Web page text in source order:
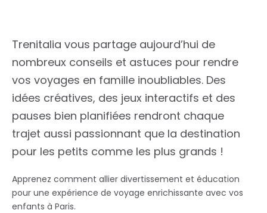
Trenitalia vous partage aujourd’hui de
nombreux conseils et astuces pour rendre
vos voyages en famille inoubliables. Des
idées créatives, des jeux interactifs et des
pauses bien planifiées rendront chaque
trajet aussi passionnant que la destination
pour les petits comme les plus grands !
Apprenez comment allier divertissement et éducation
pour une expérience de voyage enrichissante avec vos
enfants à Paris.